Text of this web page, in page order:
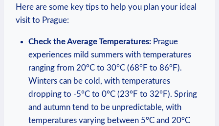
Here are some key tips to help you plan your ideal
⁣visit to Prague:
Check the​ Average ‌Temperatures:Prague ​
experiences mild summers with temperatures
ranging​ from ⁢20°C to ​30°C⁢ (68°F ⁣to 86°F).
Winters can ‍be cold, with temperatures
dropping to⁣ -5°C to 0°C (23°F to 32°F). Spring
and autumn tend to be⁢ unpredictable, with⁢
temperatures varying between ⁤5°C and 20°C